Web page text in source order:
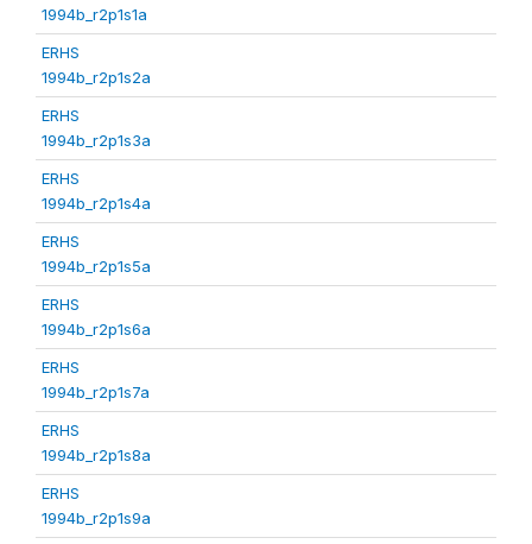
1994b_r2p1s1a
ERHS
1994b_r2p1s2a
ERHS
1994b_r2p1s3a
ERHS
1994b_r2p1s4a
ERHS
1994b_r2p1s5a
ERHS
1994b_r2p1s6a
ERHS
1994b_r2p1s7a
ERHS
1994b_r2p1s8a
ERHS
1994b_r2p1s9a